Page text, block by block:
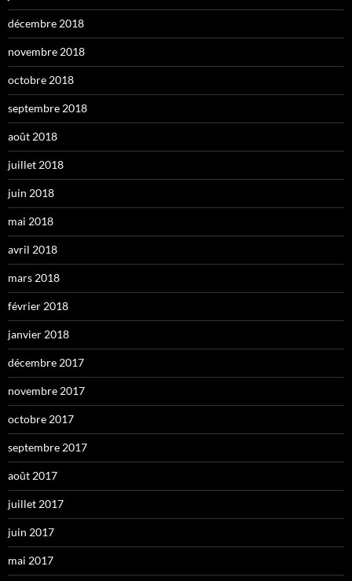
décembre 2018
novembre 2018
octobre 2018
septembre 2018
août 2018
juillet 2018
juin 2018
mai 2018
avril 2018
mars 2018
février 2018
janvier 2018
décembre 2017
novembre 2017
octobre 2017
septembre 2017
août 2017
juillet 2017
juin 2017
mai 2017